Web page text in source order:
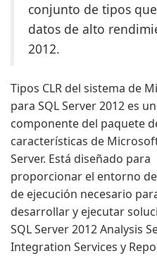
conjunto de tipos
datos de alto
2012.
Tipos CLR del sistema de
para SQL Server 2012 es un
componente del paquete
características de
Server. Está diseñado para
proporcionar el entorno
de ejecución necesario
desarrollar y ejecutar
SQL Server 2012 Analysis
Integration Services y